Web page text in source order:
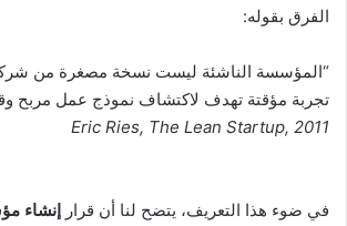
الفرق بقوله:
“المؤسسة الناشئة ليست نسخة مصغرة من
تجربة مؤقتة تهدف لاكتشاف نموذج عمل مربح
Eric Ries, The Lean Startup, 2011
في ضوء هذا التعريف، يتضح لنا أن قرار إنشاء